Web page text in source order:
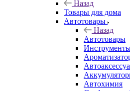
Назад
Товары для дома
Автотовары
Назад
Автотовары
Автохимия